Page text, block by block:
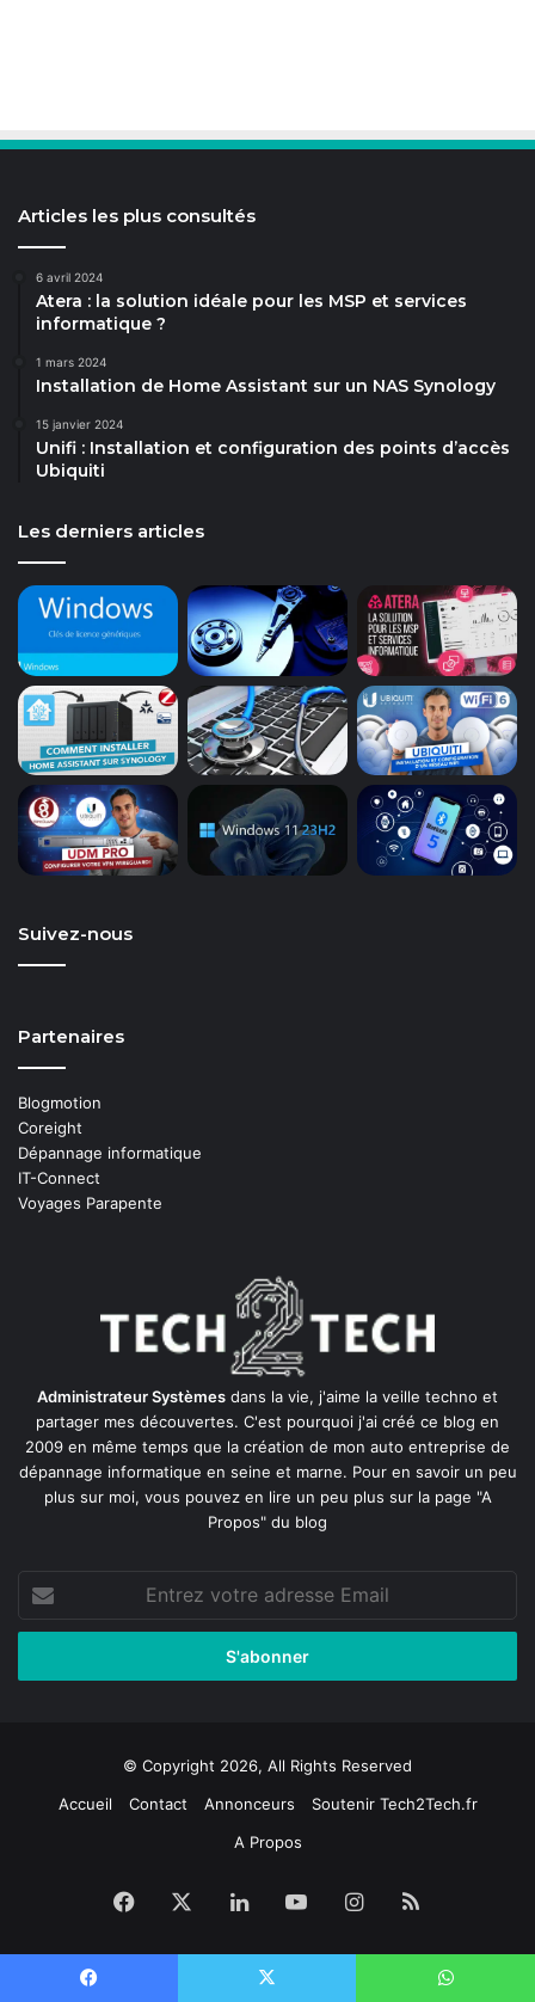
Articles les plus consultés
6 avril 2024
Atera : la solution idéale pour les MSP et services
informatique ?
1 mars 2024
Installation de Home Assistant sur un NAS Synology
15 janvier 2024
Unifi : Installation et configuration des points d’accès
Ubiquiti
Les derniers articles
Suivez-nous
Partenaires
Blogmotion
Coreight
Dépannage informatique
IT-Connect
Voyages Parapente
Administrateur Systèmes dans la vie, j'aime la veille techno et
partager mes découvertes. C'est pourquoi j'ai créé ce blog en
2009 en même temps que la création de mon auto entreprise de
dépannage informatique en seine et marne. Pour en savoir un peu
plus sur moi, vous pouvez en lire un peu plus sur la page "A
Propos" du blog
votre
adresse
© Copyright 2026, All Rights Reserved
Accueil
Contact Annonceurs
Soutenir Tech2Tech.fr
A Propos
Facebook LinkedinYouTubeInstagram